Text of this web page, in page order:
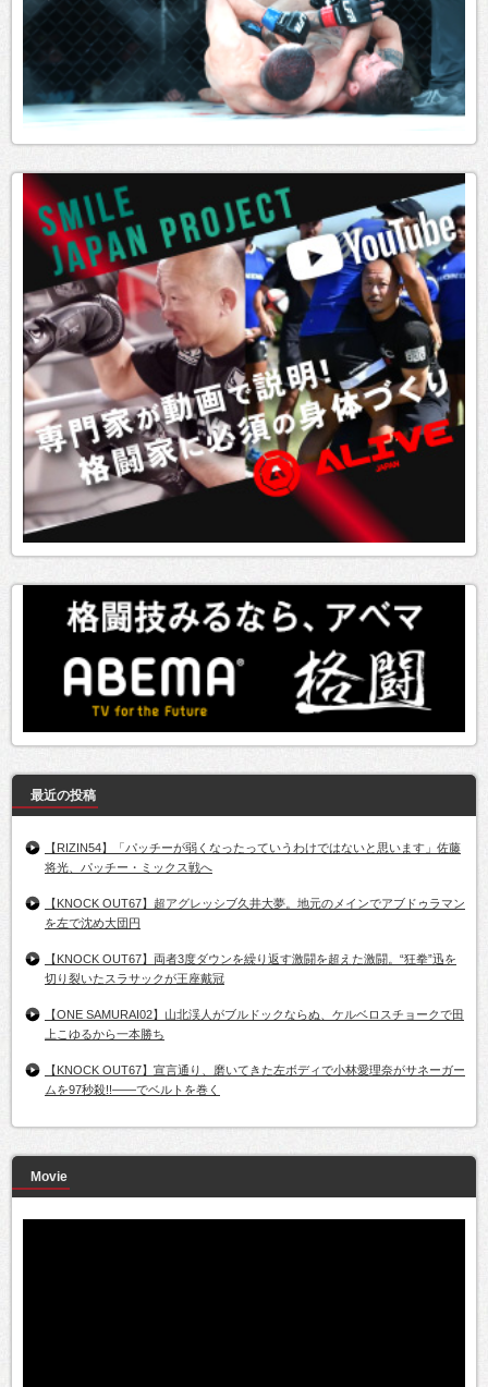
最近の投稿
【RIZIN54】「パッチーが弱くなったっていうわけではないと思います」佐藤
将光、パッチー・ミックス戦へ
【KNOCK OUT67】超アグレッシブ久井大夢。地元のメインでアブドゥラマン
を左で沈め大団円
【KNOCK OUT67】両者3度ダウンを繰り返す激闘を超えた激闘。“狂拳”迅を
切り裂いたスラサックが王座戴冠
【ONE SAMURAI02】山北渓人がブルドックならぬ、ケルベロスチョークで田
上こゆるから一本勝ち
【KNOCK OUT67】宣言通り、磨いてきた左ボディで小林愛理奈がサネーガー
ムを97秒殺!!――でベルトを巻く
Movie